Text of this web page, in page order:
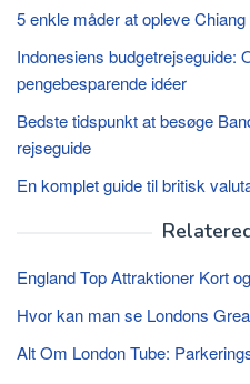
5 enkle måder at opleve
Indonesiens budgetrejseguide:
pengebesparende idéer
Bedste tidspunkt at besøge
rejseguide
En komplet guide til britisk
England Top Attraktioner Kort
Hvor kan man se Londons
Alt Om London Tube: